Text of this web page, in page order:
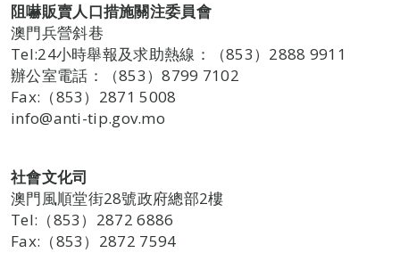
阻嚇販賣人口措施關注委員會
澳門兵營斜巷
Tel:24小時舉報及求助熱線：（853）2888 9911
辦公室電話：（853）8799 7102
Fax:（853）2871 5008
info@anti-tip.gov.mo
社會文化司
澳門風順堂街28號政府總部2樓
Tel:（853）2872 6886
Fax:（853）2872 7594